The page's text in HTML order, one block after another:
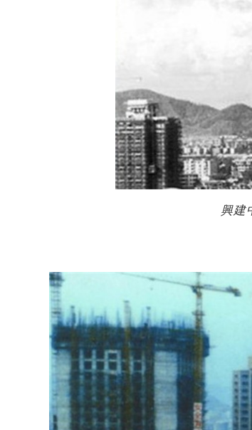
興建